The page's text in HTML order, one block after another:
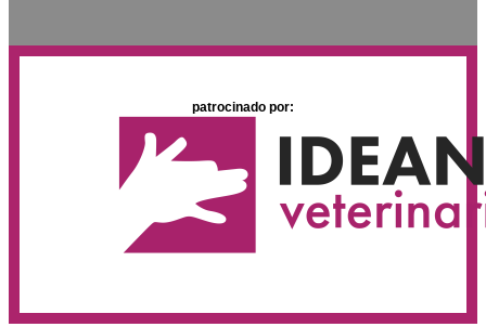
patrocinado por: